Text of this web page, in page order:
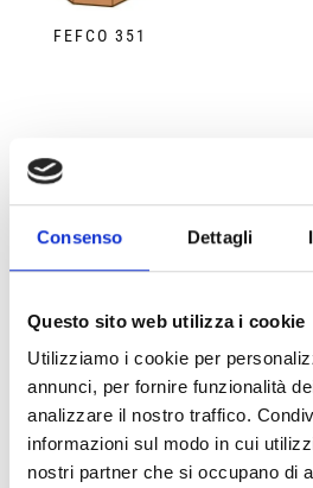
Consenso Dettagli
Questo sito web utilizza i cookie
Utilizziamo i cookie per
annunci, per fornire funzionalità
analizzare il nostro traffico.
informazioni sul modo in cui
nostri partner che si occupano di
FEFCO 351
Frequently Asked
DAP ou DDP ?
dehors de l’Italie ?
formats personnalisés ?